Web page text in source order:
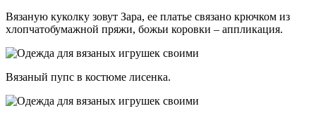
Вязаную куколку зовут Зара, ее платье связано крючком из
хлопчатобумажной пряжи, божьи коровки – аппликация.
Вязаный пупс в костюме лисенка.